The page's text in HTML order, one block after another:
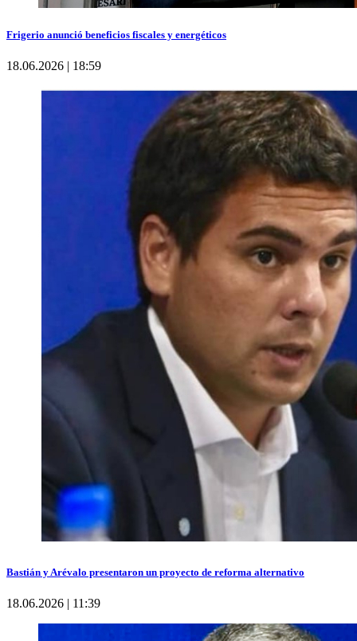
Frigerio anunció beneficios fiscales y energéticos
18.06.2026 | 18:59
Bastián y Arévalo presentaron un proyecto de reforma alternativo
18.06.2026 | 11:39